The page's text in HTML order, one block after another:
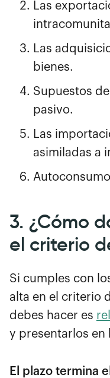
Las
Las
bienes.
Supuestos
pasivo.
Las
asimiladas a
3. ¿Cómo
el criterio
Si cumples con
alta en el criterio
debes hacer es
y presentarlos en
El plazo termina